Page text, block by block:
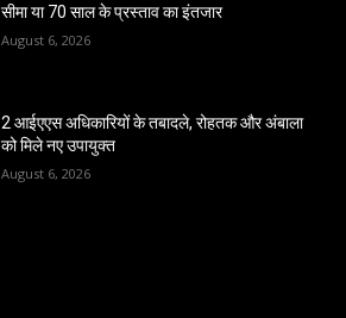
सीमा या 70 साल के प्रस्ताव का इंतजार
August 6, 2026
2 आईएएस अधिकारियों के तबादले, रोहतक और अंबाला
को मिले नए उपायुक्त
August 6, 2026